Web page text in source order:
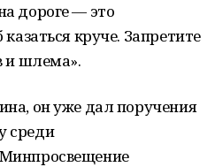
дороге — это
круче. Запретите
и шлема».
он уже дал поручения
среди